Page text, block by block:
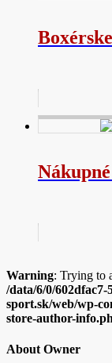
Warning: Trying to
/data/6/0/602dfac7-
sport.sk/web/wp-
store-author-
About Owner